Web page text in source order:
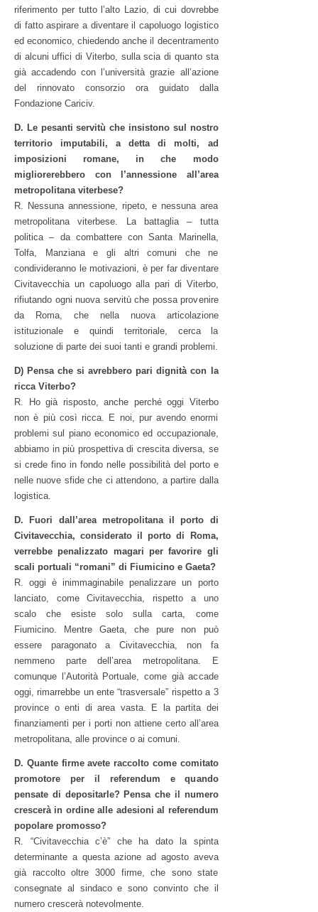
riferimento per tutto l’alto Lazio, di cui dovrebbe
di fatto aspirare a diventare il capoluogo logistico
ed economico, chiedendo anche il decentramento
di alcuni uffici di Viterbo, sulla scia di quanto sta
già accadendo con l’università grazie all’azione
del rinnovato consorzio ora guidato dalla
Fondazione Cariciv.
D. Le pesanti servitù che insistono sul nostro
territorio imputabili, a detta di molti, ad
imposizioni romane, in che modo
migliorerebbero con l’annessione all’area
metropolitana viterbese?
R. Nessuna annessione, ripeto, e nessuna area
metropolitana viterbese. La battaglia – tutta
politica – da combattere con Santa Marinella,
Tolfa, Manziana e gli altri comuni che ne
condivideranno le motivazioni, è per far diventare
Civitavecchia un capoluogo alla pari di Viterbo,
rifiutando ogni nuova servitù che possa provenire
da Roma, che nella nuova articolazione
istituzionale e quindi territoriale, cerca la
soluzione di parte dei suoi tanti e grandi problemi.
D) Pensa che si avrebbero pari dignità con la
ricca Viterbo?
R. Ho già risposto, anche perché oggi Viterbo
non è più così ricca. E noi, pur avendo enormi
problemi sul piano economico ed occupazionale,
abbiamo in più prospettiva di crescita diversa, se
si crede fino in fondo nelle possibilità del porto e
nelle nuove sfide che ci attendono, a partire dalla
logistica.
D. Fuori dall’area metropolitana il porto di
Civitavecchia, considerato il porto di Roma,
verrebbe penalizzato magari per favorire gli
scali portuali “romani” di Fiumicino e Gaeta?
R. oggi è inimmaginabile penalizzare un porto
lanciato, come Civitavecchia, rispetto a uno
scalo che esiste solo sulla carta, come
Fiumicino. Mentre Gaeta, che pure non può
essere paragonato a Civitavecchia, non fa
nemmeno parte dell’area metropolitana. E
comunque l’Autorità Portuale, come già accade
oggi, rimarrebbe un ente “trasversale” rispetto a 3
province o enti di area vasta. E la partita dei
finanziamenti per i porti non attiene certo all’area
metropolitana, alle province o ai comuni.
D. Quante firme avete raccolto come comitato
promotore per il referendum e quando
pensate di depositarle? Pensa che il numero
crescerà in ordine alle adesioni al referendum
popolare promosso?
R. “Civitavecchia c’è” che ha dato la spinta
determinante a questa azione ad agosto aveva
già raccolto oltre 3000 firme, che sono state
consegnate al sindaco e sono convinto che il
numero crescerà notevolmente.